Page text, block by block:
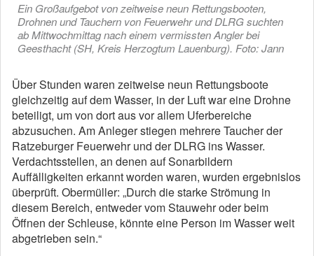
Ein Großaufgebot von zeitweise neun Rettungsbooten,
Drohnen und Tauchern von Feuerwehr und DLRG suchten
ab Mittwochmittag nach einem vermissten Angler bei
Geesthacht (SH, Kreis Herzogtum Lauenburg). Foto: Jann
Über Stunden waren zeitweise neun Rettungsboote
gleichzeitig auf dem Wasser, in der Luft war eine Drohne
beteiligt, um von dort aus vor allem Uferbereiche
abzusuchen. Am Anleger stiegen mehrere Taucher der
Ratzeburger Feuerwehr und der DLRG ins Wasser.
Verdachtsstellen, an denen auf Sonarbildern
Auffälligkeiten erkannt worden waren, wurden ergebnislos
überprüft. Obermüller: „Durch die starke Strömung in
diesem Bereich, entweder vom Stauwehr oder beim
Öffnen der Schleuse, könnte eine Person im Wasser weit
abgetrieben sein.“